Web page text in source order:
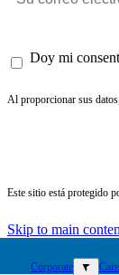
Doy mi
Al proporcionar sus
Este sitio está protegido
Skip to main
Corporate ▼